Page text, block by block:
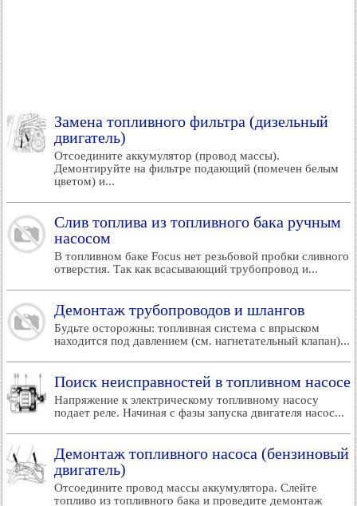
Замена топливного фильтра (дизельный
двигатель)
Отсоедините аккумулятор (провод массы).
Демонтируйте на фильтре подающий (помечен белым
цветом) и...
Слив топлива из топливного бака ручным
насосом
В топливном баке Focus нет резьбовой пробки сливного
отверстия. Так как всасывающий трубопровод и...
Демонтаж трубопроводов и шлангов
Будьте осторожны: топливная система с впрыском
находится под давлением (см. нагнетательный клапан)...
Поиск неисправностей в топливном насосе
Напряжение к электрическому топливному насосу
подает реле. Начиная с фазы запуска двигателя насос...
Демонтаж топливного насоса (бензиновый
двигатель)
Отсоедините провод массы аккумулятора. Слейте
топливо из топливного бака и проведите демонтаж